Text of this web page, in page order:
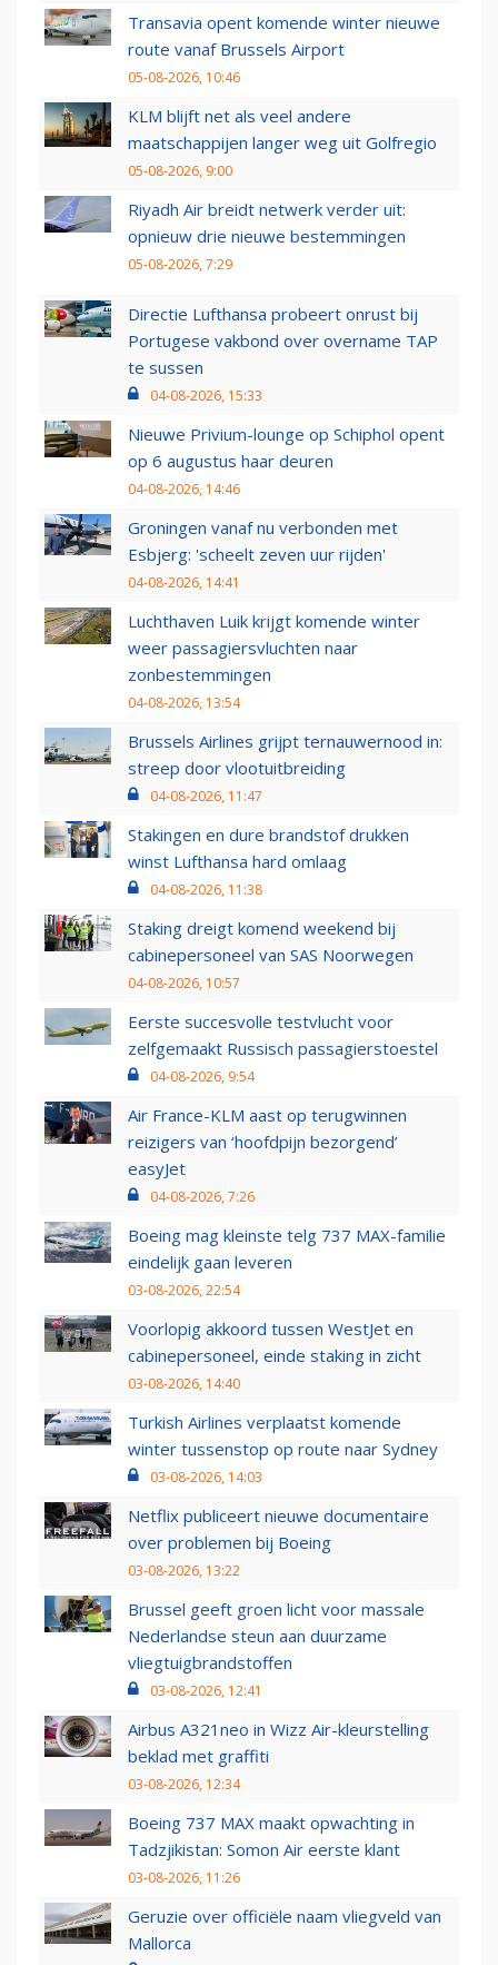
Transavia opent komende winter nieuwe
route vanaf Brussels Airport
05-08-2026, 10:46
KLM blijft net als veel andere
maatschappijen langer weg uit Golfregio
05-08-2026, 9:00
Riyadh Air breidt netwerk verder uit:
opnieuw drie nieuwe bestemmingen
05-08-2026, 7:29
Directie Lufthansa probeert onrust bij
Portugese vakbond over overname TAP
te sussen
04-08-2026, 15:33
Nieuwe Privium-lounge op Schiphol opent
op 6 augustus haar deuren
04-08-2026, 14:46
Groningen vanaf nu verbonden met
Esbjerg: 'scheelt zeven uur rijden'
04-08-2026, 14:41
Luchthaven Luik krijgt komende winter
weer passagiersvluchten naar
zonbestemmingen
04-08-2026, 13:54
Brussels Airlines grijpt ternauwernood in:
streep door vlootuitbreiding
04-08-2026, 11:47
Stakingen en dure brandstof drukken
winst Lufthansa hard omlaag
04-08-2026, 11:38
Staking dreigt komend weekend bij
cabinepersoneel van SAS Noorwegen
04-08-2026, 10:57
Eerste succesvolle testvlucht voor
zelfgemaakt Russisch passagierstoestel
04-08-2026, 9:54
Air France-KLM aast op terugwinnen
reizigers van ‘hoofdpijn bezorgend’
easyJet
04-08-2026, 7:26
Boeing mag kleinste telg 737 MAX-familie
eindelijk gaan leveren
03-08-2026, 22:54
Voorlopig akkoord tussen WestJet en
cabinepersoneel, einde staking in zicht
03-08-2026, 14:40
Turkish Airlines verplaatst komende
winter tussenstop op route naar Sydney
03-08-2026, 14:03
Netflix publiceert nieuwe documentaire
over problemen bij Boeing
03-08-2026, 13:22
Brussel geeft groen licht voor massale
Nederlandse steun aan duurzame
vliegtuigbrandstoffen
03-08-2026, 12:41
Airbus A321neo in Wizz Air-kleurstelling
beklad met graffiti
03-08-2026, 12:34
Boeing 737 MAX maakt opwachting in
Tadzjikistan: Somon Air eerste klant
03-08-2026, 11:26
Geruzie over officiële naam vliegveld van
Mallorca